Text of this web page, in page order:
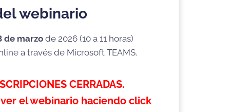
webinario
de marzo de 2026 (10 a 11 horas)
a través de Microsoft TEAMS.
CERRADAS.
el webinario haciendo click